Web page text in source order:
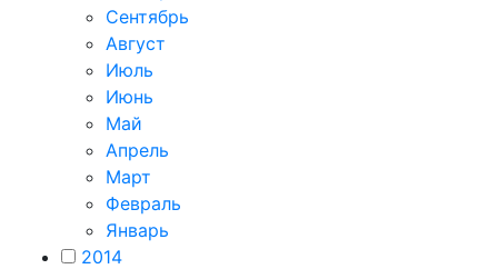
Сентябрь
Август
Июль
Июнь
Май
Апрель
Март
Февраль
Январь
2014